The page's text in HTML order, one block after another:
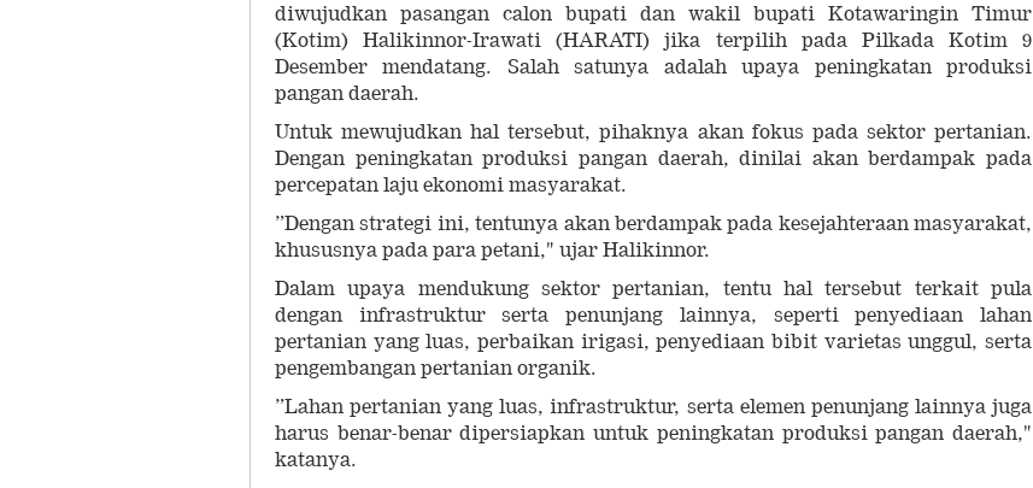
diwujudkan pasangan calon bupati dan wakil bupati Kotawaringin Timur
(Kotim) Halikinnor-Irawati (HARATI) jika terpilih pada Pilkada Kotim 9
Desember mendatang. Salah satunya adalah upaya peningkatan produksi
pangan daerah.
Untuk mewujudkan hal tersebut, pihaknya akan fokus pada sektor pertanian.
Dengan peningkatan produksi pangan daerah, dinilai akan berdampak pada
percepatan laju ekonomi masyarakat.
”Dengan strategi ini, tentunya akan berdampak pada kesejahteraan masyarakat,
khususnya pada para petani," ujar Halikinnor.
Dalam upaya mendukung sektor pertanian, tentu hal tersebut terkait pula
dengan infrastruktur serta penunjang lainnya, seperti penyediaan lahan
pertanian yang luas, perbaikan irigasi, penyediaan bibit varietas unggul, serta
pengembangan pertanian organik.
”Lahan pertanian yang luas, infrastruktur, serta elemen penunjang lainnya juga
harus benar-benar dipersiapkan untuk peningkatan produksi pangan daerah,"
katanya.